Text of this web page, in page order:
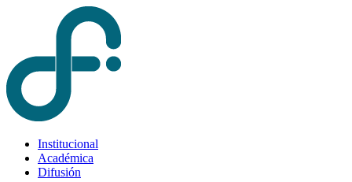
Institucional
Académica
Difusión